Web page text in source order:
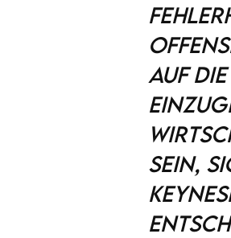
auf
sein,